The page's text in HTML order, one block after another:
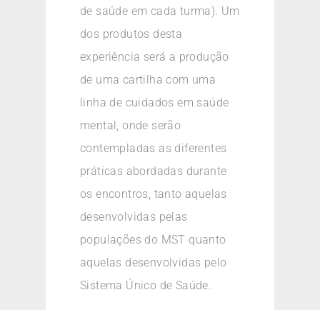
de saúde em cada turma). Um
dos produtos desta
experiência será a produção
de uma cartilha com uma
linha de cuidados em saúde
mental, onde serão
contempladas as diferentes
práticas abordadas durante
os encontros, tanto aquelas
desenvolvidas pelas
populações do MST quanto
aquelas desenvolvidas pelo
Sistema Único de Saúde.